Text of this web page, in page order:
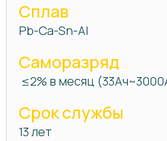
Сплав
Pb-Ca-Sn-Al
Саморазряд
≤2% в месяц
Срок службы
13 лет